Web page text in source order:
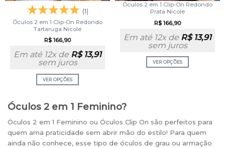
(1)
Óculos 2 em 1 Clip-On Redondo
Tartaruga Nicole
R$166,90
Em até 12x de R$13,91
sem juros
VER OPÇÕES
Óculos 2 em 1 Clip-On Redondo
Prata Nicole
R$166,90
Em até 12x de R$13,91
sem juros
VER OPÇÕES
Óculos 2 em 1 Feminino?
Óculos 2 em 1 Feminino ou Óculos Clip On são perfeitos para
quem ama praticidade sem abrir mão do estilo! Para quem
ainda não conhece, esse tipo de óculos de grau ou armação